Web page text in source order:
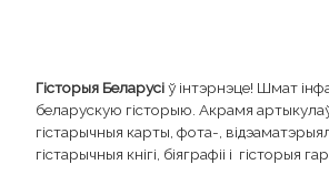
Гісторыя Беларусіў інтэрнэце! Шмат
беларускую гісторыю. Акрамя
гістарычныя карты, фота-,
гістарычныя кнігі, біяграфіі і гісторыя